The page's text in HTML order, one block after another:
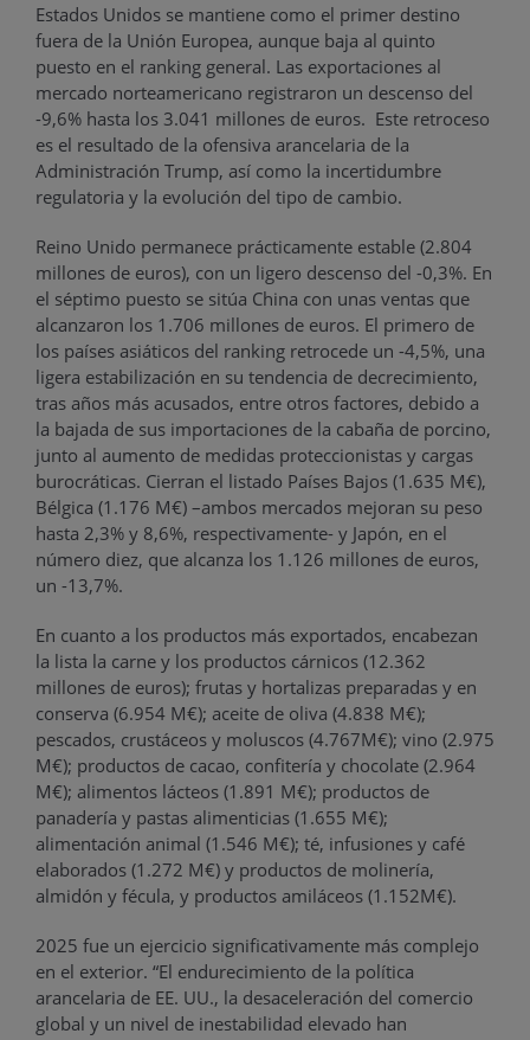
Estados Unidos se mantiene como el primer destino
fuera de la Unión Europea, aunque baja al quinto
puesto en el ranking general. Las exportaciones al
mercado norteamericano registraron un descenso del
-9,6% hasta los 3.041 millones de euros. Este retroceso
es el resultado de la ofensiva arancelaria de la
Administración Trump, así como la incertidumbre
regulatoria y la evolución del tipo de cambio.
Reino Unido permanece prácticamente estable (2.804
millones de euros), con un ligero descenso del -0,3%. En
el séptimo puesto se sitúa China con unas ventas que
alcanzaron los 1.706 millones de euros. El primero de
los países asiáticos del ranking retrocede un -4,5%, una
ligera estabilización en su tendencia de decrecimiento,
tras años más acusados, entre otros factores, debido a
la bajada de sus importaciones de la cabaña de porcino,
junto al aumento de medidas proteccionistas y cargas
burocráticas. Cierran el listado Países Bajos (1.635 M€),
Bélgica (1.176 M€) –ambos mercados mejoran su peso
hasta 2,3% y 8,6%, respectivamente- y Japón, en el
número diez, que alcanza los 1.126 millones de euros,
un -13,7%.
En cuanto a los productos más exportados, encabezan
la lista la carne y los productos cárnicos (12.362
millones de euros); frutas y hortalizas preparadas y en
conserva (6.954 M€); aceite de oliva (4.838 M€);
pescados, crustáceos y moluscos (4.767M€); vino (2.975
M€); productos de cacao, confitería y chocolate (2.964
M€); alimentos lácteos (1.891 M€); productos de
panadería y pastas alimenticias (1.655 M€);
alimentación animal (1.546 M€); té, infusiones y café
elaborados (1.272 M€) y productos de molinería,
almidón y fécula, y productos amiláceos (1.152M€).
2025 fue un ejercicio significativamente más complejo
en el exterior. “El endurecimiento de la política
arancelaria de EE. UU., la desaceleración del comercio
global y un nivel de inestabilidad elevado han